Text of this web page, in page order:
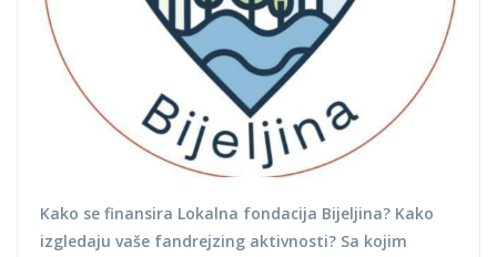
Kako se finansira Lokalna fondacija Bijeljina? Kako
izgledaju vaše fandrejzing aktivnosti? Sa kojim